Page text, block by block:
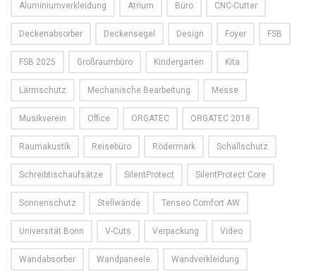
Aluminiumverkleidung Atrium Büro CNC-Cutter
Deckenabsorber Deckensegel Design Foyer FSB
FSB 2025 Großraumbüro Kindergarten Kita
Lärmschutz Mechanische Bearbeitung Messe
Musikverein Office ORGATEC ORGATEC 2018
Raumakustik Reisebüro Rödermark Schallschutz
Schreibtischaufsätze SilentProtect SilentProtect Core
Sonnenschutz Stellwände Tenseo Comfort AW
Universität Bonn V-Cuts Verpackung Video
Wandabsorber Wandpaneele Wandverkleidung